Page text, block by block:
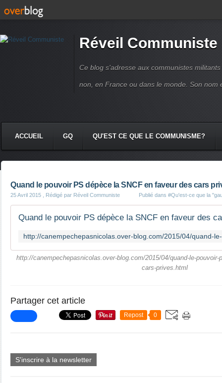
Réveil Communiste
Ce blog s'adresse aux communistes
non, en France ou dans le monde. Son nom
ACCUEIL GQ QU'EST CE QUE LE COMMUNISME?
Quand le pouvoir PS dépèce la SNCF en faveur des cars
25 Avril 2015 , Rédigé par Réveil Communiste Publié dans #Qu'est-ce que la
http://canempechepasnicolas.over-blog.com/2015/04/quand-le-pouvoir-
cars-prives.html
Partager cet article
Repost 0
S'inscrire à la newsletter